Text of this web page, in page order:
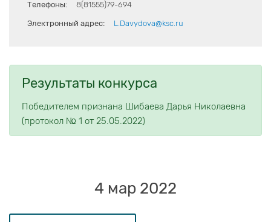
Телефоны: 8(81555)79-694
Электронный адрес: L.Davydova@ksc.ru
Результаты конкурса
Победителем признана Шибаева Дарья Николаевна
(протокол № 1 от 25.05.2022)
4 мар 2022